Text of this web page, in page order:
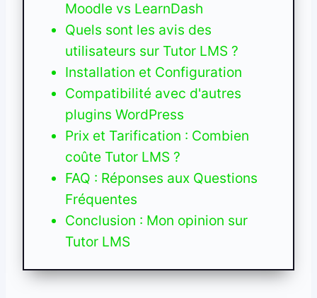
Moodle vs LearnDash
Quels sont les avis des
utilisateurs sur Tutor LMS ?
Installation et Configuration
Compatibilité avec d'autres
plugins WordPress
Prix et Tarification : Combien
coûte Tutor LMS ?
FAQ : Réponses aux Questions
Fréquentes
Conclusion : Mon opinion sur
Tutor LMS